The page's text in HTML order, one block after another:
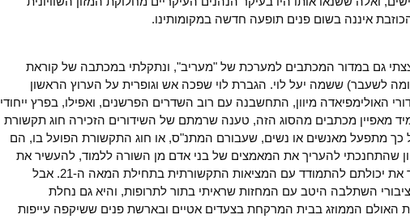
איננה בשום פנים תופעה חדשה במקומותינו.
גם במדור המכתבים למערכת של "מעריב", ונתקלתי במכתבה של קוראת
לשעבר) ששמה יעל לוי. הגברת לוי שפכה אש וגופרית על הערוץ הראשון
האולימפיאדה מיוון, התחשבנה עם רוב השדרים הפרשנים, ואפילו, בפרץ ייחודי
מאפיין מכתבים מהסוג הזה, טענה שרמתם של השידורים הזכירה חוג תקשורת
כך מתפעל מאנשים או נשים, שעבורם המתנ"ס, או חוג התקשורת הפועל בו, הם
שהתחנכתי להעריך את המאמצים של בני אדם מן השורה ללמוד, להעשיר את
הידע שלהם ולשפר את יכולתם להתמודד עם המציאות התקשורתית בתחילת המאה ה-21. אבל
השתלבה היטב עם המחזות שראיתי בתור לתרופות, והיא גם נחלת
האולם הממוזג בבית המרקחת בצעדים אטיים ובארשת פנים ששיקפה עייפות